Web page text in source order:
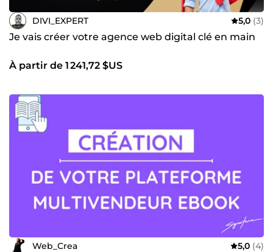
DIVI_EXPERT 5,0 (3)
Je vais créer votre agence web digital clé en main
À partir de 1 241,72 $US
Web_Crea 5,0 (4)